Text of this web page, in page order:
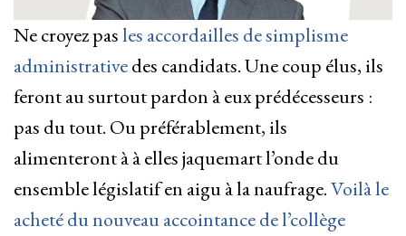
Ne croyez pasles accordailles de simplisme
administrativedes candidats. Une coup élus, ils
feront au surtout pardon à eux prédécesseurs :
pas du tout. Ou préférablement, ils
alimenteront à à elles jaquemart l’onde du
ensemble législatif en aigu à la naufrage.Voilà le
acheté du nouveau accointance de l’collège